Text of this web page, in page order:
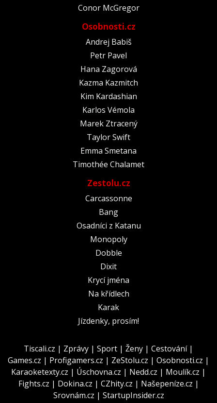
Conor McGregor
Osobnosti.cz
Andrej Babiš
Petr Pavel
Hana Zagorová
Kazma Kazmitch
Kim Kardashian
Karlos Vémola
Marek Ztracený
Taylor Swift
Emma Smetana
Timothée Chalamet
Zestolu.cz
Carcassonne
Bang
Osadníci z Katanu
Monopoly
Dobble
Dixit
Krycí jména
Na křídlech
Karak
Jízdenky, prosím!
Tiscali.cz | Zprávy | Sport | Ženy | Cestování|
Games.cz | Profigamers.cz | ZeStolu.cz | Osobnosti.cz |
Karaoketexty.cz | Úschovna.cz | Nedd.cz | Moulík.cz |
Fights.cz | Dokina.cz | CZhity.cz | Našepeníze.cz |
Srovnám.cz | StartupInsider.cz